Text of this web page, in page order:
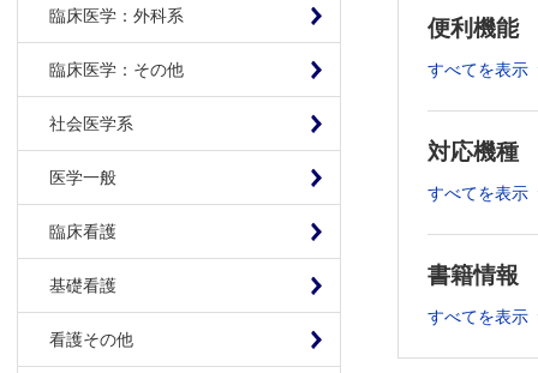
臨床医学：外科系
臨床医学：その他
社会医学系
医学一般
臨床看護
基礎看護
看護その他
1-A. カルシ
1-B. カルシ
2. ミコフェ
3. エベロリ
1］カルシニ
1 TDMの適
便利機能
すべてを表示
対応機種
すべてを表示
書籍情報
すべてを表示